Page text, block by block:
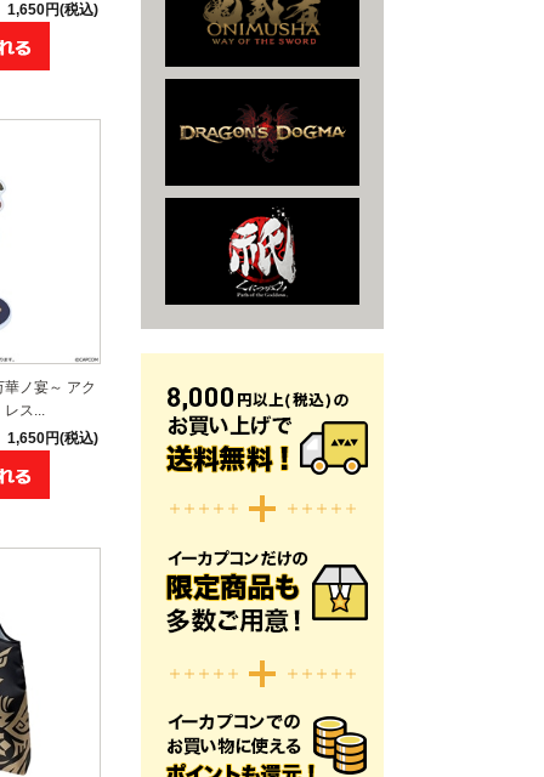
1,650円(税込)
ノ宴～ アク
レス...
1,650円(税込)